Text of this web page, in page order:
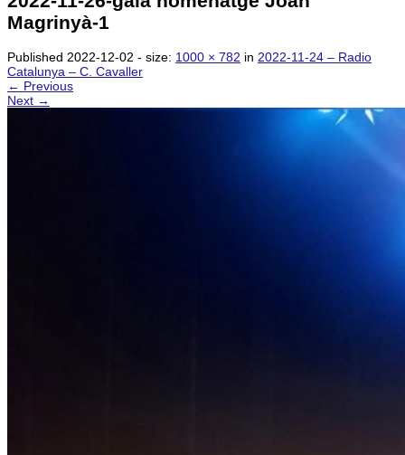
Magrinyà-1
Published 2022-12-02 - size: 1000 × 782 in 2022-11-24 – Radio
Catalunya – C. Cavaller
← Previous
Next →